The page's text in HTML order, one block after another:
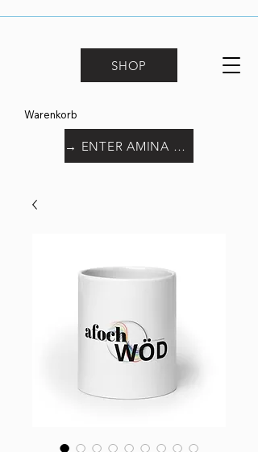
SHOP
Warenkorb
→ ENTER AMINA WORLD